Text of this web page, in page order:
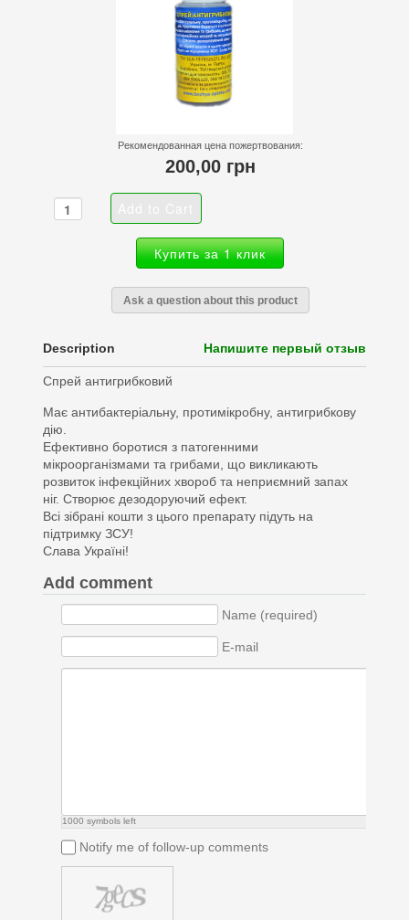
Рекомендованная цена пожертвования:
200,00 грн
Купить за 1 клик
Ask a question about this product
Description Напишите первый отзыв
Спрей антигрибковий
Має антибактеріальну, протимікробну, антигрибкову
дію.
Ефективно боротися з патогенними
мікроорганізмами та грибами, що викликають
розвиток інфекційних хвороб та неприємний запах
ніг. Створює дезодоруючий ефект.
Всі зібрані кошти з цього препарату підуть на
підтримку ЗСУ!
Слава Україні!
Add comment
Name (required)
E-mail
1000 symbols left
Notify me of follow-up comments